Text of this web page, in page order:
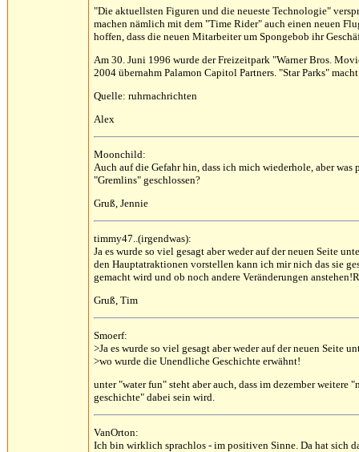
"Die aktuellsten Figuren und die neueste Technologie"
machen nämlich mit dem "Time Rider" auch einen neuen
hoffen, dass die neuen Mitarbeiter um Spongebob ihr
Am 30. Juni 1996 wurde der Freizeitpark "Warner Bros.
2004 übernahm Palamon Capitol Partners. "Star Parks"
Quelle: ruhrnachrichten
Alex
Moonchild:
Auch auf die Gefahr hin, dass ich mich wiederhole, aber
"Gremlins" geschlossen?
Gruß, Jennie
timmy47..(irgendwas):
Ja es wurde so viel gesagt aber weder auf der neuen Seite
den Hauptatraktionen vorstellen kann ich mir nich das sie
gemacht wird und ob noch andere Veränderungen
Gruß, Tim
Smoerf:
>Ja es wurde so viel gesagt aber weder auf der neuen Seite
>wo wurde die Unendliche Geschichte erwähnt!
unter "water fun" steht aber auch, dass im dezember
geschichte" dabei sein wird.
VanOrton:
Ich bin wirklich sprachlos - im positiven Sinne. Da hat sich